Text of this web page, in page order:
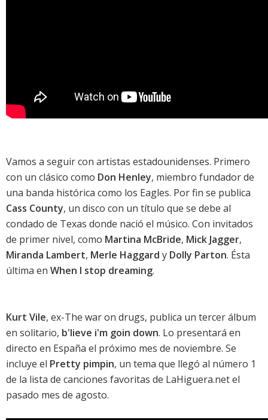
Vamos a seguir con artistas estadounidenses. Primero
con un clásico como Don Henley, miembro fundador de
una banda histórica como los Eagles. Por fin se publica
Cass County, un disco con un título que se debe al
condado de Texas donde nació el músico. Con invitados
de primer nivel, como Martina McBride, Mick Jagger,
Miranda Lambert, Merle Haggard y Dolly Parton. Ésta
última en When I stop dreaming.
Kurt Vile, ex-The war on drugs, publica un tercer álbum
en solitario, b'lieve i'm goin down. Lo presentará en
directo en España el próximo mes de noviembre. Se
incluye el Pretty pimpin, un tema que llegó al número 1
de la lista de canciones favoritas de LaHiguera.netel
pasado mes de agosto.